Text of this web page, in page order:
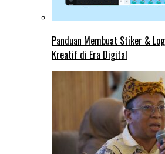
Panduan Membuat Stiker &
Kreatif di Era Digital